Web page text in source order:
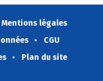
Mentions légales
CGU
Plan du site